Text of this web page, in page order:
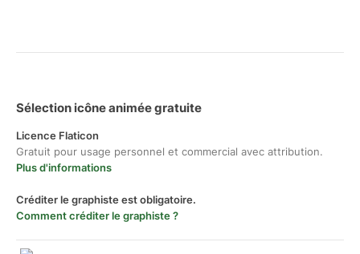
Sélection icône animée gratuite
Licence Flaticon
Gratuit pour usage personnel et commercial avec attribution.
Plus d'informations
Créditer le graphiste est obligatoire.
Comment créditer le graphiste ?